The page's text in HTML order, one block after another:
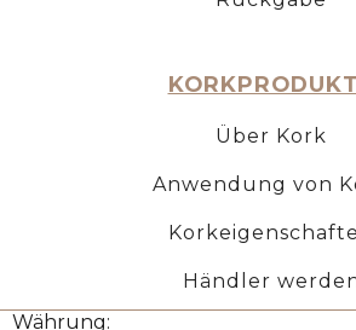
Währung:
Über Kork
Anwendung von
Händler